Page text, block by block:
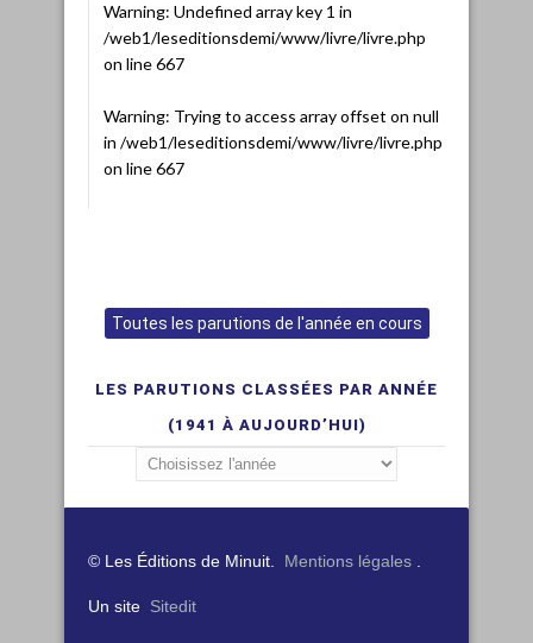
Warning: Undefined array key 1 in
/web1/leseditionsdemi/www/livre/livre.php
on line667
Warning: Trying to access array offset on null
in /web1/leseditionsdemi/www/livre/livre.php
on line667
Toutes les parutions de l'année en cours
LES PARUTIONS CLASSÉES PAR ANNÉE
(1941 À AUJOURD’HUI)
© Les Éditions de Minuit. Mentions légales
Un site Sitedit